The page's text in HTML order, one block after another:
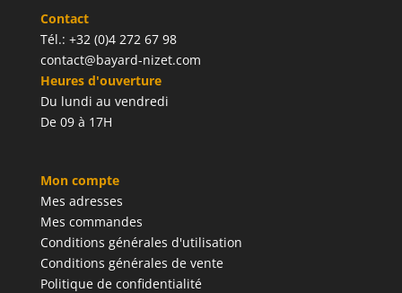
Contact
Tél.: +32 (0)4 272 67 98
contact@bayard-nizet.com
Heures d'ouverture
Du lundi au vendredi
De 09 à 17H
Mon compte
Mes adresses
Mes commandes
Conditions générales d'utilisation
Conditions générales de vente
Politique de confidentialité